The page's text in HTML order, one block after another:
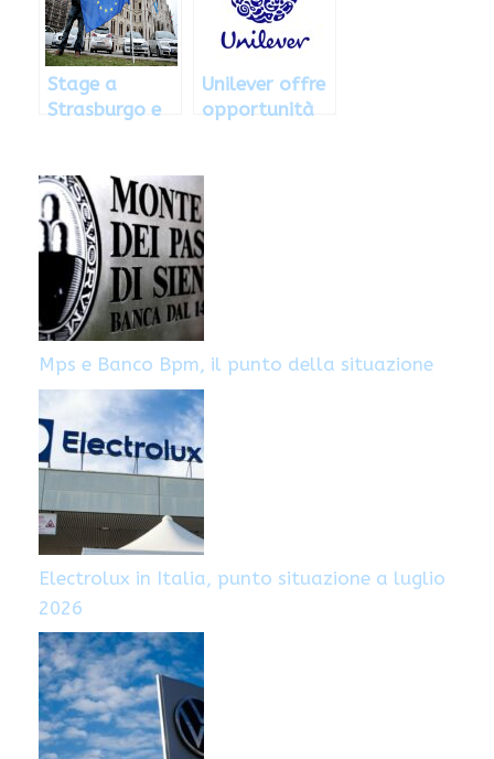
richiesta
Stage a
Strasburgo e
come fare
richiesta
Unilever offre
opportunità
Mps e Banco Bpm, il punto della situazione
Electrolux in Italia, punto situazione a luglio
2026